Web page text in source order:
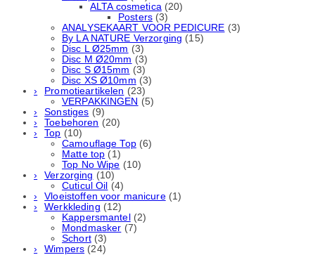
ALTA cosmetica (20)
Posters (3)
ANALYSEKAART VOOR PEDICURE (3)
By LA NATURE Verzorging (15)
Disc L Ø25mm (3)
Disc M Ø20mm (3)
Disc S Ø15mm (3)
Disc XS Ø10mm (3)
Promotieartikelen (23)
VERPAKKINGEN (5)
Sonstiges (9)
Toebehoren (20)
Top (10)
Camouflage Top (6)
Matte top (1)
Top No Wipe (10)
Verzorging (10)
Cuticul Oil (4)
Vloeistoffen voor manicure (1)
Werkkleding (12)
Kappersmantel (2)
Mondmasker (7)
Schort (3)
Wimpers (24)